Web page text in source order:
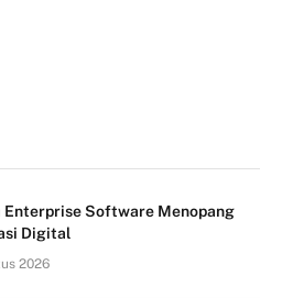
Enterprise Software Menopang
Digital
2026